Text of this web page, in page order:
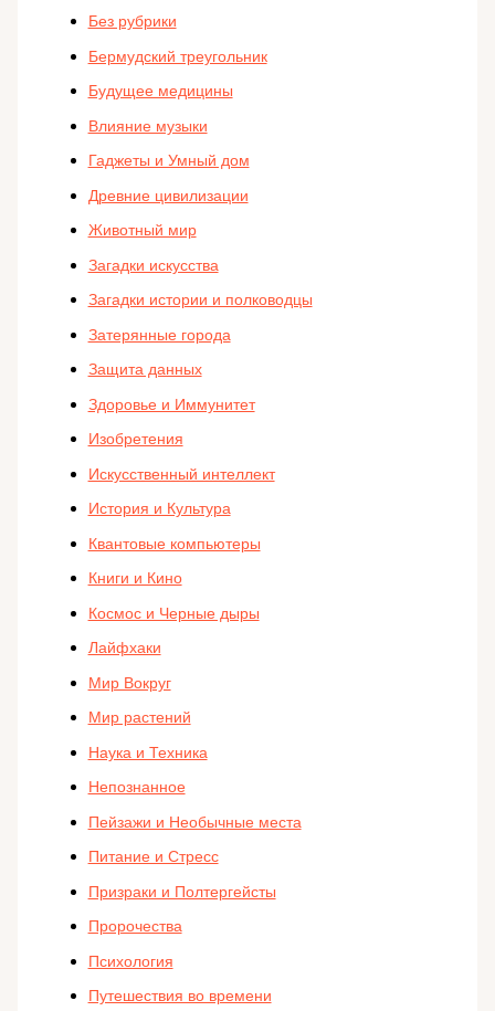
Без рубрики
Бермудский треугольник
Будущее медицины
Влияние музыки
Гаджеты и Умный дом
Древние цивилизации
Животный мир
Загадки искусства
Загадки истории и полководцы
Затерянные города
Защита данных
Здоровье и Иммунитет
Изобретения
Искусственный интеллект
История и Культура
Квантовые компьютеры
Книги и Кино
Космос и Черные дыры
Лайфхаки
Мир Вокруг
Мир растений
Наука и Техника
Непознанное
Пейзажи и Необычные места
Питание и Стресс
Призраки и Полтергейсты
Пророчества
Психология
Путешествия во времени